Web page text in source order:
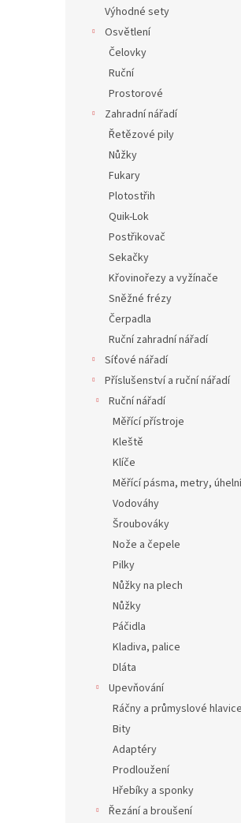
Výhodné sety
Osvětlení
Čelovky
Ruční
Prostorové
Zahradní nářadí
Řetězové pily
Nůžky
Fukary
Plotostřih
Quik-Lok
Postřikovač
Sekačky
Křovinořezy a vyžínače
Sněžné frézy
Čerpadla
Ruční zahradní nářadí
Síťové nářadí
Příslušenství a ruční nářadí
Ruční nářadí
Měřící přístroje
Kleště
Klíče
Měřící pásma, metry,
Vodováhy
Šroubováky
Nože a čepele
Pilky
Nůžky na plech
Nůžky
Páčidla
Kladiva, palice
Dláta
Upevňování
Ráčny a průmyslové hlavice
Bity
Adaptéry
Prodloužení
Hřebíky a sponky
Řezání a broušení